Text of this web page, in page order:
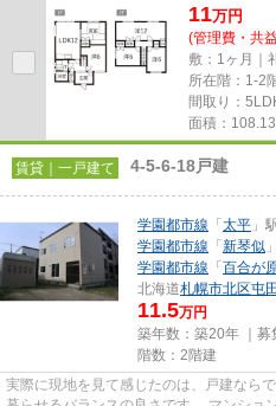
11万円
(管理費・共
敷：1ヶ月｜
所在階：1-2
間取り：
面積：
賃貸｜一戸建て 4-5-6-18戸建
学園都市線 「 太平 」
学園都市線 「 新琴似
学園都市線 「 百合が
北海道札幌市北区屯
11.5万円
築年数：築20年 ｜募
階数：2階建
実際に現地を見て感じたのは、戸建なら